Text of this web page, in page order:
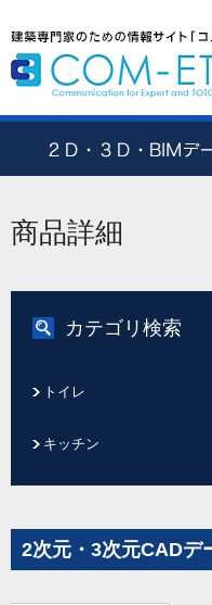
商品詳細
カテゴリ検索
トイレ
キッチン
2次元・3次元CADデ